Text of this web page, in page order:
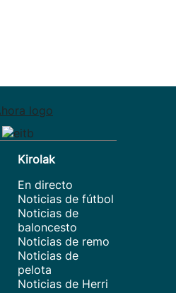
Kirolak
En directo
Noticias de fútbol
Noticias de
baloncesto
Noticias de remo
Noticias de
pelota
Noticias de Herri